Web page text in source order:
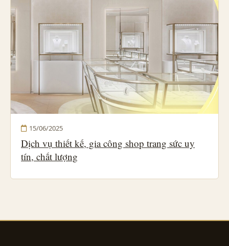
15/06/2025
Dịch vụ thiết kế, gia công shop trang sức uy
tín, chất lượng